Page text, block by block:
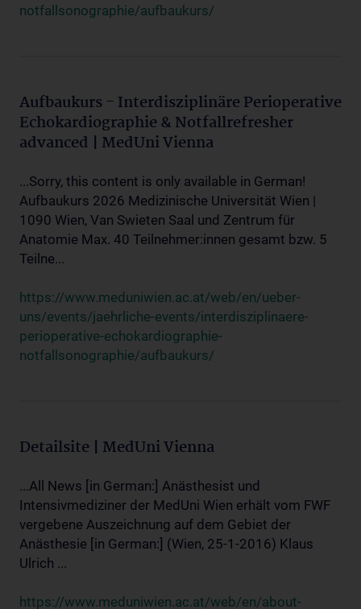
notfallsonographie/aufbaukurs/
Aufbaukurs - Interdisziplinäre Perioperative
Echokardiographie & Notfallrefresher
advanced | MedUni Vienna
...Sorry, this content is only available in German!
Aufbaukurs 2026 Medizinische Universität Wien |
1090 Wien, Van Swieten Saal und Zentrum für
Anatomie Max. 40 Teilnehmer:innen gesamt bzw. 5
Teilne...
https://www.meduniwien.ac.at/web/en/ueber-
uns/events/jaehrliche-events/interdisziplinaere-
perioperative-echokardiographie-
notfallsonographie/aufbaukurs/
Detailsite | MedUni Vienna
...All News [in German:] Anästhesist und
Intensivmediziner der MedUni Wien erhält vom FWF
vergebene Auszeichnung auf dem Gebiet der
Anästhesie [in German:] (Wien, 25-1-2016) Klaus
Ulrich ...
https://www.meduniwien.ac.at/web/en/about-